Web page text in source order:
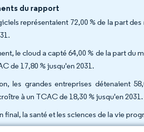
du rapport
représentaient 72,00 % de la part
le cloud a capté 64,00 % de la part du
de 17,80 % jusqu'en 2031.
les grandes entreprises détenaient
à un TCAC de 18,30 % jusqu'en 2031.
la santé et les sciences de la vie